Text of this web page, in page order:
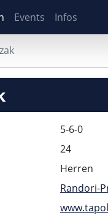
Events Infos
5-6-0
24
Herren
Randori-